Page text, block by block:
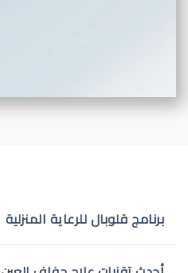
برنامج قلوبال للرعاية المنزلية